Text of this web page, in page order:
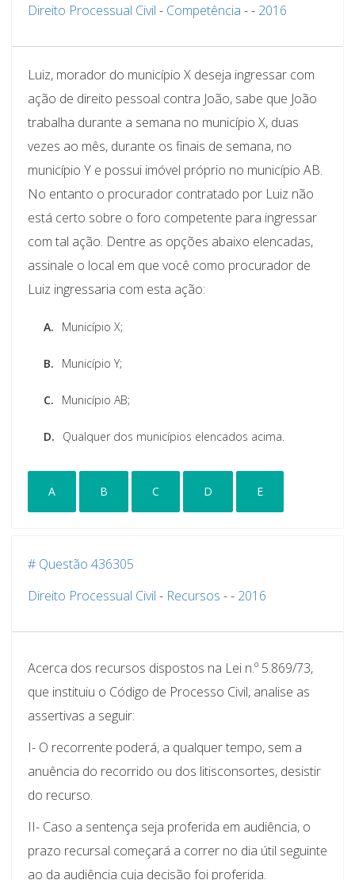
Direito Processual Civil - Competência -- 2016
Luiz, morador do município X deseja ingressar com
ação de direito pessoal contra João, sabe que João
trabalha durante a semana no município X, duas
vezes ao mês, durante os finais de semana, no
município Y e possui imóvel próprio no município AB.
No entanto o procurador contratado por Luiz não
está certo sobre o foro competente para ingressar
com tal ação. Dentre as opções abaixo elencadas,
assinale o local em que você como procurador de
Luiz ingressaria com esta ação:
A. Município X;
B. Município Y;
C. Município AB;
D. Qualquer dos municípios elencados acima.
A B C D E
# Questão 436305
Direito Processual Civil - Recursos -- 2016
Acerca dos recursos dispostos na Lei n.º 5.869/73,
que instituiu o Código de Processo Civil, analise as
assertivas a seguir:
I- O recorrente poderá, a qualquer tempo, sem a
anuência do recorrido ou dos litisconsortes, desistir
do recurso.
II- Caso a sentença seja proferida em audiência, o
prazo recursal começará a correr no dia útil seguinte
ao da audiência cuja decisão foi proferida.